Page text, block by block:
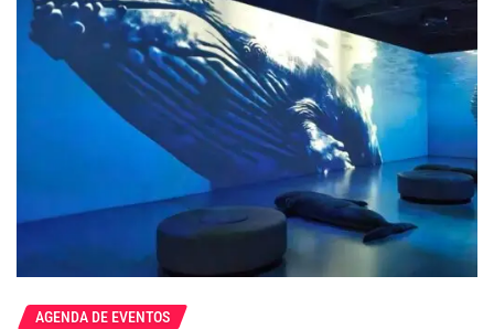
AGENDA DE EVENTOS